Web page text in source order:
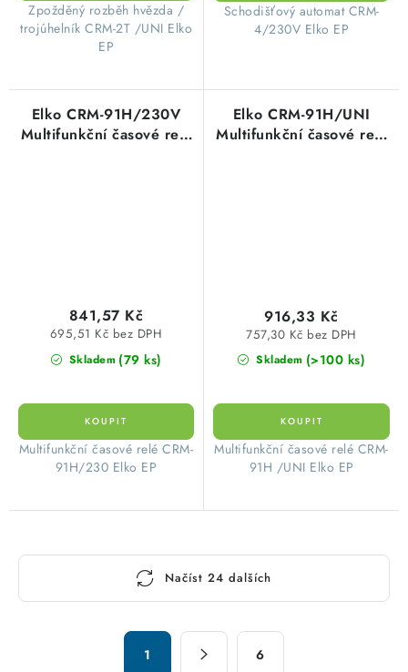
Zpožděný rozběh hvězda /
trojúhelník CRM-2T /UNI Elko
EP
Schodišťový automat CRM-
4/230V Elko EP
Elko CRM-91H/230V
Multifunkční časové relé
Skladem (79 ks)
695,51 Kč bez DPH
841,57 Kč
Multifunkční časové relé CRM-
91H/230 Elko EP
Elko CRM-91H/UNI
Multifunkční časové relé
Skladem (>100 ks)
757,30 Kč bez DPH
916,33 Kč
Multifunkční časové relé CRM-
91H /UNI Elko EP
O
Načíst 24 dalších
1 6